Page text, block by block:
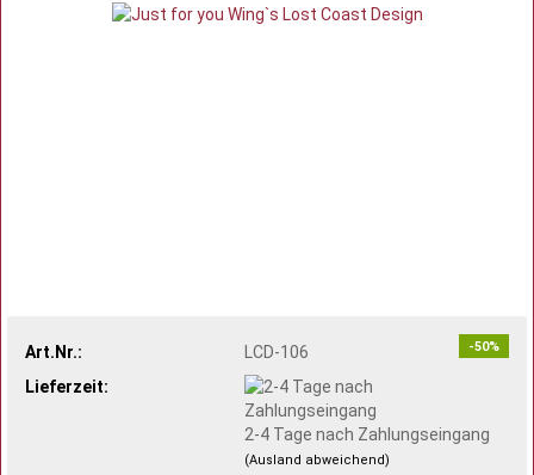
-50%
Art.Nr.:
LCD-106
Lieferzeit:
2-4 Tage nach Zahlungseingang
(Ausland abweichend)